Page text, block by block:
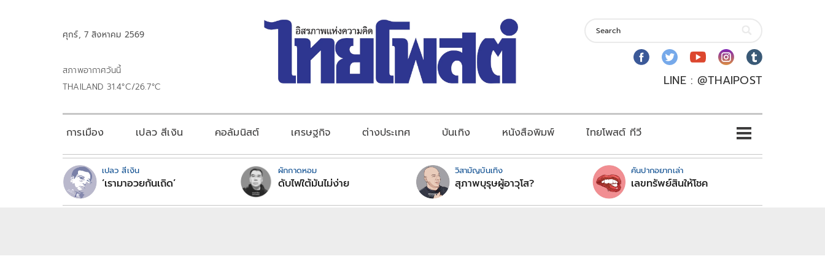
ศุกร์, 7 สิงหาคม 2569
สภาพอากาศวันนี้
THAILAND 31.4°C/26.7°C
LINE : @THAIPOST
การเมือง เปลว สีเงิน คอลัมนิสต์ เศรษฐกิจ ต่างประเทศ บันเทิง หนังสือพิมพ์ ไทยโพสต์ ทีวี
เปลว สีเงิน
‘เรามาอวยกันเถิด’
ผักกาดหอม
ดับไฟใต้มันไม่ง่าย
วิสามัญบันเทิง
สุภาพบุรุษผู้อาวุโส?
คันปากอยากเล่า
เลขทรัพย์สินให้โชค